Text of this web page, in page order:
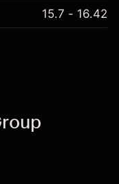
15.7 - 16.42